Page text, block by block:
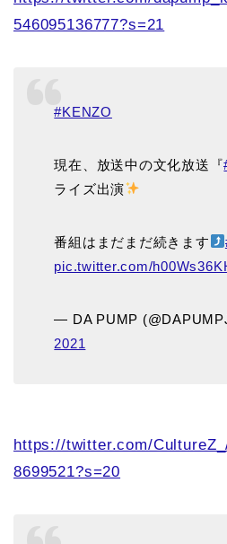
546095136777?s=21
#KENZO
現在、放送中の文化放送『
ライズ出演
番組はまだまだ続きます
pic.twitter.com/
— DA PUMP
2021
https://twitter.com/
8699521?s=20